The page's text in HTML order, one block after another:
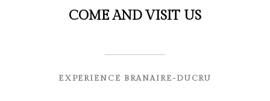
COME AND VISIT US
EXPERIENCE BRANAIRE-DUCRU